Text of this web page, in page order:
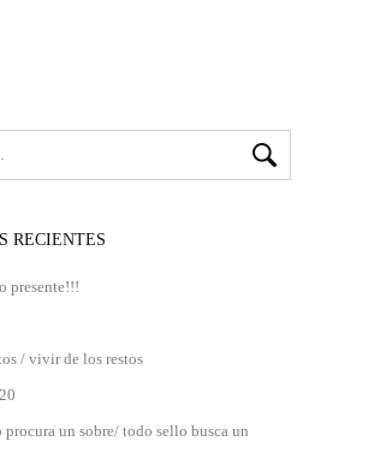
RECIENTES
presente!!!
/ vivir de los restos
procura un sobre/ todo sello busca un